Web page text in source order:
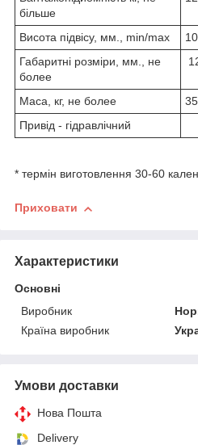
більше
Висота підвісу, мм., min/max
Габаритні розміри, мм., не
более
Маса, кг, не более
Привід - гідравлічний
* термін виготовлення 30-60
Приховати
Характеристики
Основні
Виробник
Країна виробник
Умови доставки
Нова Пошта
Delivery